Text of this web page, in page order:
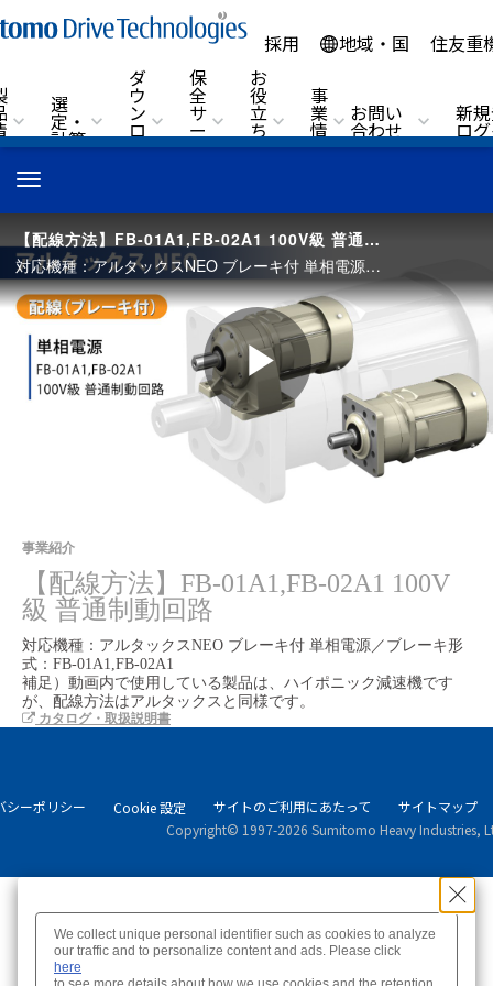
採用 地域・国
住友重
選
定・
計算
ダ
ウ
ン
ロ
ー
保
全
サ
ー
ビ
お
役
立
ち
情
事
業
情
報
お問い
合わせ
新
ロ
ナビゲーションをトグルする
【配線方法】FB-01A1,FB-02A1 100V級 普通制動回路
対応機種：アルタックスNEO ブレーキ付 単相電源／ブレーキ形式：FB-01A1,FB-02A1 補足）動画内で使用している製品は、ハイポニック減速機ですが、配線方法はアルタックスと同様です。
Play
Video
事業紹介
【配線方法】FB-01A1,FB-02A1 100V
級 普通制動回路
対応機種：アルタックスNEO ブレーキ付 単相電源／ブレーキ形
式：FB-01A1,FB-02A1
補足）動画内で使用している製品は、ハイポニック減速機です
が、配線方法はアルタックスと同様です。
カタログ・取扱説明書
シーポリシー Cookie 設定 サイトのご利用にあたって
サイトマップ
Copyright© 1997-2026 Sumitomo Heavy Industries,
We collect unique personal identifier such as cookies to analyze
here